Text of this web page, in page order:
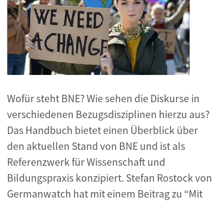
Wofür steht BNE? Wie sehen die Diskurse in
verschiedenen Bezugsdisziplinen hierzu aus?
Das Handbuch bietet einen Überblick über
den aktuellen Stand von BNE und ist als
Referenzwerk für Wissenschaft und
Bildungspraxis konzipiert. Stefan Rostock von
Germanwatch hat mit einem Beitrag zu “Mit